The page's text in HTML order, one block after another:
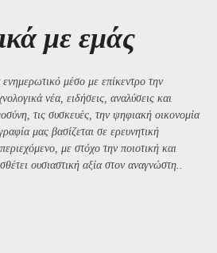
με εμάς
μέσο με επίκεντρο την
νέα, ειδήσεις, αναλύσεις και
τις συσκευές, την ψηφιακή οικονομία
μας βασίζεται σε ερευνητική
με στόχο την ποιοτική και
ουσιαστική αξία στον αναγνώστη..